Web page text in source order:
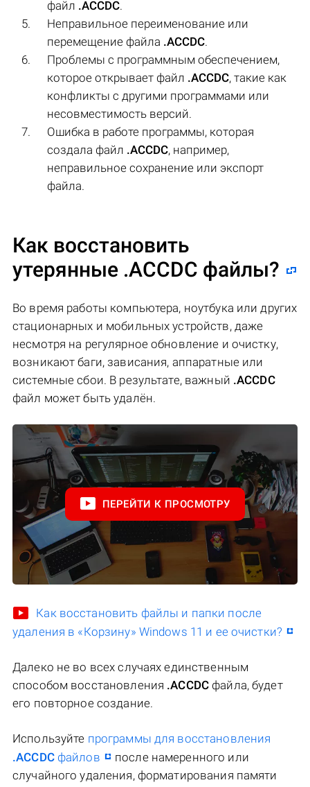
файл .ACCDC.
Неправильное переименование или
перемещение файла .ACCDC.
Проблемы с программным обеспечением,
которое открывает файл .ACCDC, такие как
конфликты с другими программами или
несовместимость версий.
Ошибка в работе программы, которая
создала файл .ACCDC, например,
неправильное сохранение или экспорт
файла.
Как восстановить
утерянные .ACCDC файлы?
Во время работы компьютера, ноутбука или других
стационарных и мобильных устройств, даже
несмотря на регулярное обновление и очистку,
возникают баги, зависания, аппаратные или
системные сбои. В результате, важный .ACCDC
файл может быть удалён.
ПЕРЕЙТИ К ПРОСМОТРУ
Как восстановить файлы и папки после
удаления в «Корзину» Windows 11 и ее очистки?
Далеко не во всех случаях единственным
способом восстановления .ACCDC файла, будет
его повторное создание.
Используйте программы для восстановления
.ACCDCфайлов
после намеренного или
случайного удаления, форматирования памяти